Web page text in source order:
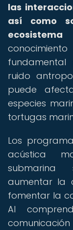
las
así como
ruido
puede
especies
tortugas
Los
acústica
submarina
aumentar la
fomentar la
Al